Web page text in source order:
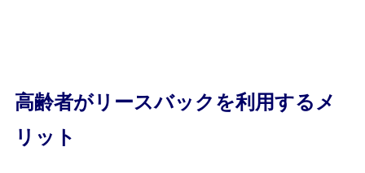
高齢者がリースバックを利用するメ
リット